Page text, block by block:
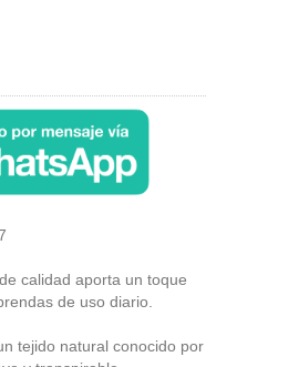
calidad aporta un toque
de uso diario.
tejido natural conocido por